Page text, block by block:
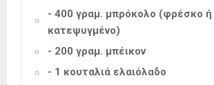
- 400 γραμ. μπρόκολο (φρέσκο ή
κατεψυγμένο)
- 200 γραμ. μπέικον
- 1 κουταλιά ελαιόλαδο